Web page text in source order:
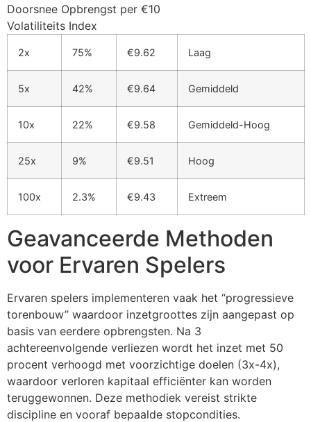
Panel
Panel
Panel
Panel
panel
panel
giriş
Forum
giriş
escort
Doorsnee Opbrengst per €10
Volatiliteits Index
2x 75% €9.62 Laag
5x 42% €9.64 Gemiddeld
10x 22% €9.58 Gemiddeld-Hoog
25x 9% €9.51 Hoog
100x 2.3% €9.43 Extreem
Geavanceerde Methoden
voor Ervaren Spelers
Ervaren spelers implementeren vaak het “progressieve
torenbouw” waardoor inzetgroottes zijn aangepast op
basis van eerdere opbrengsten. Na 3
achtereenvolgende verliezen wordt het inzet met 50
procent verhoogd met voorzichtige doelen (3x-4x),
waardoor verloren kapitaal efficiënter kan worden
teruggewonnen. Deze methodiek vereist strikte
discipline en vooraf bepaalde stopcondities.